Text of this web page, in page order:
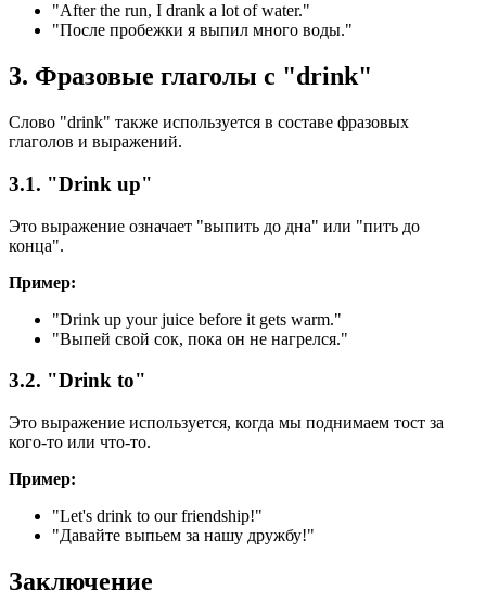
"After the run, I drank a lot of water."
"После пробежки я выпил много воды."
3. Фразовые глаголы с "drink"
Слово "drink" также используется в составе фразовых
глаголов и выражений.
3.1. "Drink up"
Это выражение означает "выпить до дна" или "пить до
конца".
Пример:
"Drink up your juice before it gets warm."
"Выпей свой сок, пока он не нагрелся."
3.2. "Drink to"
Это выражение используется, когда мы поднимаем тост за
кого-то или что-то.
Пример:
"Let's drink to our friendship!"
"Давайте выпьем за нашу дружбу!"
Заключение